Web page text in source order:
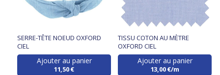
SERRE-TÊTE NOEUD OXFORD
CIEL
Ajouter au panier
11,50 €
TISSU COTON AU MÈTRE
OXFORD CIEL
Ajouter au panier
13,00 €/m